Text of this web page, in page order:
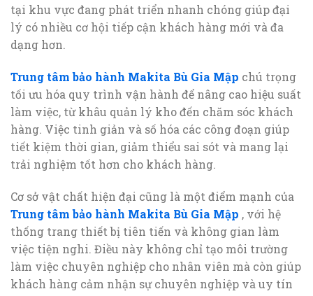
tại khu vực đang phát triển nhanh chóng giúp đại
lý có nhiều cơ hội tiếp cận khách hàng mới và đa
dạng hơn.
Trung tâm bảo hành Makita Bù Gia Mập chú trọng
tối ưu hóa quy trình vận hành để nâng cao hiệu suất
làm việc, từ khâu quản lý kho đến chăm sóc khách
hàng. Việc tinh giản và số hóa các công đoạn giúp
tiết kiệm thời gian, giảm thiểu sai sót và mang lại
trải nghiệm tốt hơn cho khách hàng.
Cơ sở vật chất hiện đại cũng là một điểm mạnh của
Trung tâm bảo hành Makita Bù Gia Mập , với hệ
thống trang thiết bị tiên tiến và không gian làm
việc tiện nghi. Điều này không chỉ tạo môi trường
làm việc chuyên nghiệp cho nhân viên mà còn giúp
khách hàng cảm nhận sự chuyên nghiệp và uy tín